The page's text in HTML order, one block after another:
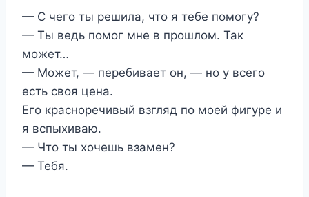
— С чего ты решила, что я тебе помогу?
— Ты ведь помог мне в прошлом. Так
может…
— Может, — перебивает он, — но у всего
есть своя цена.
Его красноречивый взгляд по моей фигуре и
я вспыхиваю.
— Что ты хочешь взамен?
— Тебя.